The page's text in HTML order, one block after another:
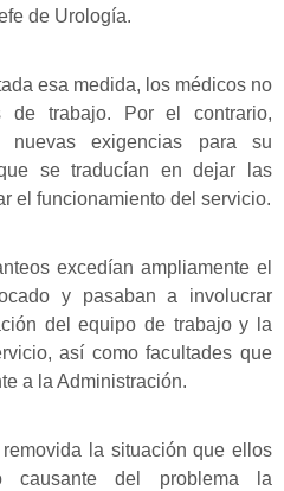
de Urología.
esa medida, los médicos no
de trabajo. Por el contrario,
nuevas exigencias para su
se traducían en dejar las
el funcionamiento del servicio.
excedían ampliamente el
y pasaban a involucrar
del equipo de trabajo y la
así como facultades que
a la Administración.
la situación que ellos
causante del problema la